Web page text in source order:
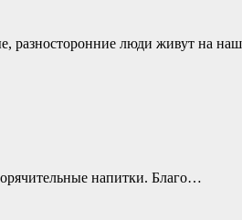
разносторонние люди живут на
напитки. Благо…